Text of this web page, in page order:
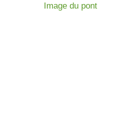
Image du pont